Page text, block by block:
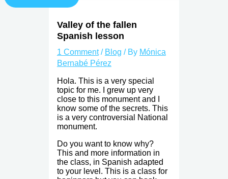
Valley of the fallen
Spanish lesson
1 Comment / Blog / By Mónica
Bernabé Pérez
Hola. This is a very special
topic for me. I grew up very
close to this monument and I
know some of the secrets. This
is a very controversial National
monument.
Do you want to know why?
This and more information in
the class, in Spanish adapted
to your level. This is a class for